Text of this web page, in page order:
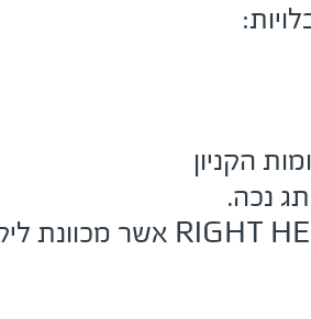
הקניון
נכה.
RIGHT אשר מכוונת